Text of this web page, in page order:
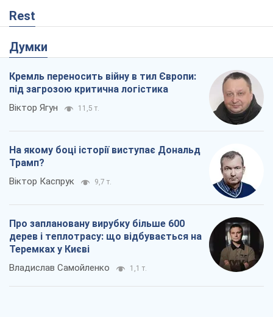
Rest
Думки
Кремль переносить війну в тил Європи:
під загрозою критична логістика
Віктор Ягун 11,5 т.
На якому боці історії виступає Дональд
Трамп?
Віктор Каспрук 9,7 т.
Про заплановану вирубку більше 600
дерев і теплотрасу: що відбувається на
Теремках у Києві
Владислав Самойленко 1,1 т.